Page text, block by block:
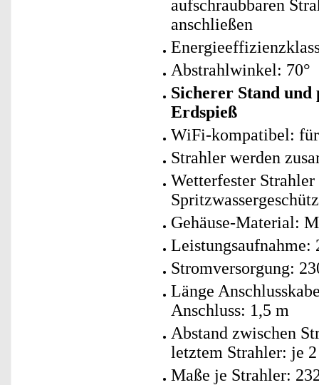
aufschraubbaren
anschließen
Abstrahlwinkel: 70°
Sicherer Stand
Erdspieß
WiFi-kompatibel:
Strahler werden
Wetterfester
Gehäuse-Material:
Leistungsaufnahme:
Stromversorgung:
Länge
Anschluss: 1,5 m
Abstand zwischen
letztem Strahler: je
Maße je Strahler: